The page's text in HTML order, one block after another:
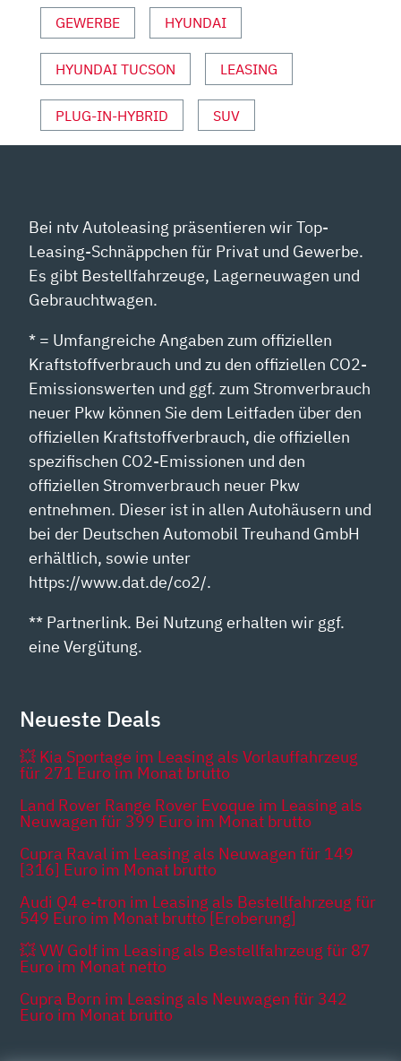
GEWERBE HYUNDAI
HYUNDAI TUCSON LEASING
PLUG-IN-HYBRID SUV
Bei ntv Autoleasing präsentieren wir Top-
Leasing-Schnäppchen für Privat und Gewerbe.
Es gibt Bestellfahrzeuge, Lagerneuwagen und
Gebrauchtwagen.
* = Umfangreiche Angaben zum offiziellen
Kraftstoffverbrauch und zu den offiziellen CO2-
Emissionswerten und ggf. zum Stromverbrauch
neuer Pkw können Sie dem Leitfaden über den
offiziellen Kraftstoffverbrauch, die offiziellen
spezifischen CO2-Emissionen und den
offiziellen Stromverbrauch neuer Pkw
entnehmen. Dieser ist in allen Autohäusern und
bei der Deutschen Automobil Treuhand GmbH
erhältlich, sowie unter
https://www.dat.de/co2/.
** Partnerlink. Bei Nutzung erhalten wir ggf.
eine Vergütung.
Neueste Deals
💥 Kia Sportage im Leasing als Vorlauffahrzeug
für 271 Euro im Monat brutto
Land Rover Range Rover Evoque im Leasing als
Neuwagen für 399 Euro im Monat brutto
Cupra Raval im Leasing als Neuwagen für 149
[316] Euro im Monat brutto
Audi Q4 e-tron im Leasing als Bestellfahrzeug für
549 Euro im Monat brutto [Eroberung]
💥 VW Golf im Leasing als Bestellfahrzeug für 87
Euro im Monat netto
Cupra Born im Leasing als Neuwagen für 342
Euro im Monat brutto